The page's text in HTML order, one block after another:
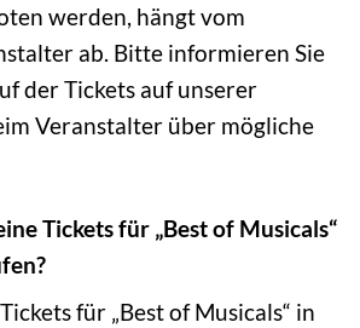
werden, hängt vom
ab. Bitte informieren Sie
der Tickets auf unserer
Veranstalter über mögliche
Tickets für „Best of Musicals“
für „Best of Musicals“ in